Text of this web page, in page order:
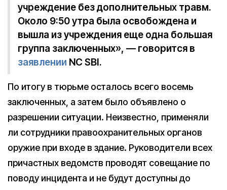
учреждение без дополнительных травм.
Около 9:50 утра была освобождена и
вышла из учреждения еще одна большая
группа заключенных», — говорится в
заявлении NC SBI.
По итогу в тюрьме осталось всего восемь
заключенных, а затем было объявлено о
разрешении ситуации. Неизвестно, применяли
ли сотрудники правоохранительных органов
оружие при входе в здание. Руководители всех
причастных ведомств проводят совещание по
поводу инцидента и не будут доступны до